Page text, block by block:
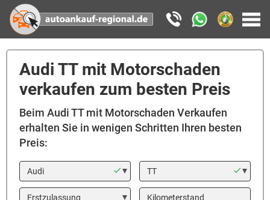
Audi TT mit Motorschaden
verkaufen zum besten Preis
Beim Audi TT mit Motorschaden Verkaufen
erhalten Sie in wenigen Schritten Ihren besten
Preis:
Marke Modell
Year Kilometerstand